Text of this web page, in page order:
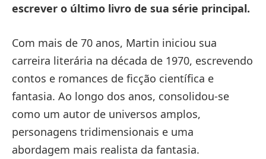
escrever o último livro de sua série principal.
Com mais de 70 anos, Martin iniciou sua
carreira literária na década de 1970, escrevendo
contos e romances de ficção científica e
fantasia. Ao longo dos anos, consolidou-se
como um autor de universos amplos,
personagens tridimensionais e uma
abordagem mais realista da fantasia.